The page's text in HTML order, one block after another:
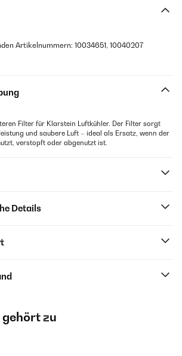
Artikelnummern: 10034651, 10040207
Filter für Klarstein Luftkühler. Der Filter sorgt
und saubere Luft – ideal als Ersatz, wenn der
verstopft oder abgenutzt ist.
Details
zu